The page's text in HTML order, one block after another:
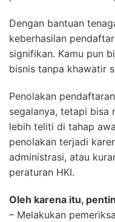
Dengan bantuan
keberhasilan
signifikan. Kamu pun
bisnis tanpa khawatir
Penolakan
segalanya, tetapi bisa
lebih teliti di tahap
penolakan terjadi
administrasi, atau
peraturan HKI.
Oleh karena itu,
– Melakukan